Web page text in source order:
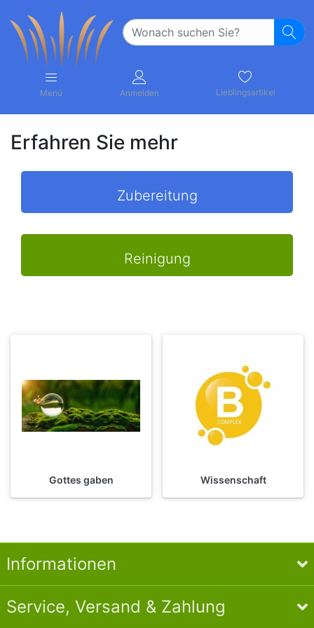
Menü Anmelden Lieblingsartikel
Erfahren Sie mehr
Zubereitung
Reinigung
Gottes gaben Wissenschaft
Informationen
Service, Versand & Zahlung